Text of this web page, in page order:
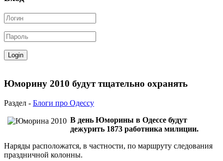
Юморину 2010 будут тщательно охранять
Раздел - Блоги про Одессу
В день Юморины в Одессе будут
дежурить 1873 работника милиции.
Наряды расположатся, в частности, по маршруту следования
праздничной колонны.